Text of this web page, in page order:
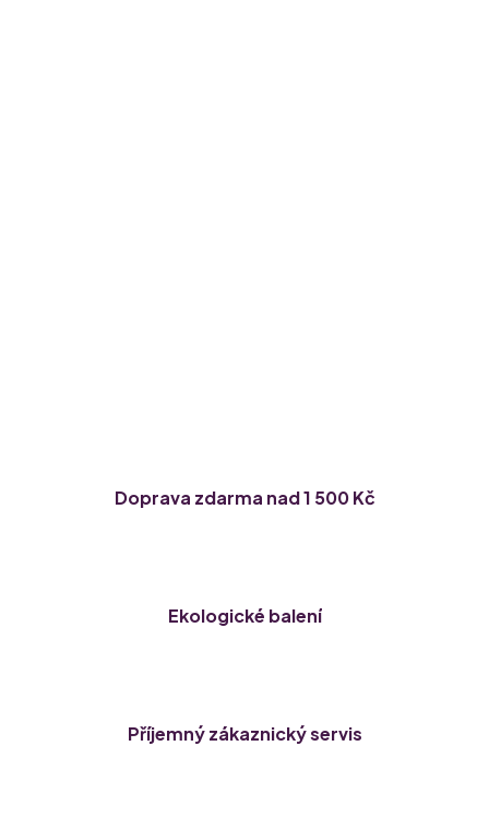
Doprava zdarma nad 1 500 Kč
Ekologické balení
Příjemný zákaznický servis